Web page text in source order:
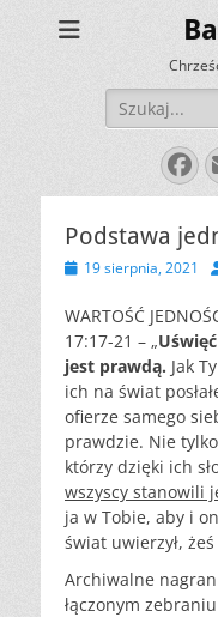
Szukaj:
Podstawa
Opublikowano
19 sierpnia, 2021
WARTOŚĆ
17:17-21 – „
jest prawdą. Jak
ich na świat
ofierze samego
prawdzie. Nie
którzy dzięki ich
wszyscy stanowili
ja w Tobie, aby i
świat uwierzył, żeś
Archiwalne
łączonym